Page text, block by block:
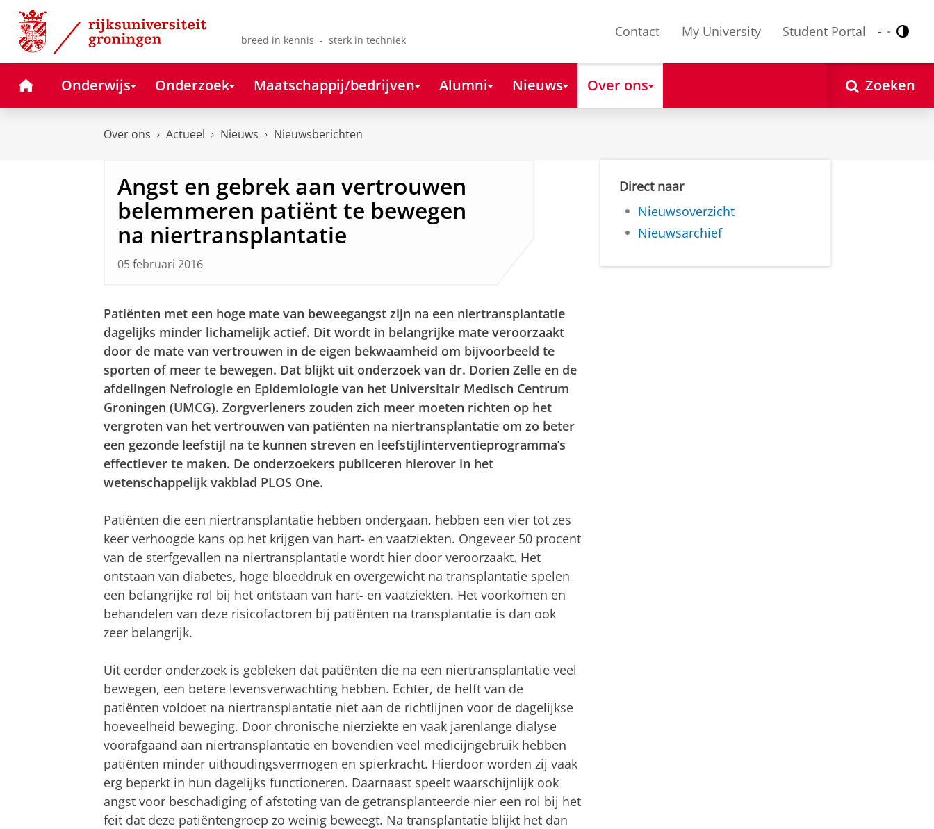
Skip
Content
Skip
Navigation
breed in kennis - sterk in techniek
Contact My University Student Portal Nederlands
English
HomeOnderwijs Onderzoek Maatschappij/bedrijven Alumni Nieuws Over ons Zoeken
Over ons Actueel Nieuws Nieuwsberichten
Angst en gebrek aan vertrouwen
belemmeren patiënt te bewegen
na niertransplantatie
05 februari 2016
Patiënten met een hoge mate van beweegangst zijn na een niertransplantatie
dagelijks minder lichamelijk actief. Dit wordt in belangrijke mate veroorzaakt
door de mate van vertrouwen in de eigen bekwaamheid om bijvoorbeeld te
sporten of meer te bewegen. Dat blijkt uit onderzoek van dr. Dorien Zelle en de
afdelingen Nefrologie en Epidemiologie van het Universitair Medisch Centrum
Groningen (UMCG). Zorgverleners zouden zich meer moeten richten op het
vergroten van het vertrouwen van patiënten na niertransplantatie om zo beter
een gezonde leefstijl na te kunnen streven en leefstijlinterventieprogramma’s
effectiever te maken. De onderzoekers publiceren hierover in het
wetenschappelijk vakblad PLOS One.
Patiënten die een niertransplantatie hebben ondergaan, hebben een vier tot zes
keer verhoogde kans op het krijgen van hart- en vaatziekten. Ongeveer 50 procent
van de sterfgevallen na niertransplantatie wordt hier door veroorzaakt. Het
ontstaan van diabetes, hoge bloeddruk en overgewicht na transplantatie spelen
een belangrijke rol bij het ontstaan van hart- en vaatziekten. Het voorkomen en
behandelen van deze risicofactoren bij patiënten na transplantatie is dan ook
zeer belangrijk.
Uit eerder onderzoek is gebleken dat patiënten die na een niertransplantatie veel
bewegen, een betere levensverwachting hebben. Echter, de helft van de
patiënten voldoet na niertransplantatie niet aan de richtlijnen voor de dagelijkse
hoeveelheid beweging. Door chronische nierziekte en vaak jarenlange dialyse
voorafgaand aan niertransplantatie en bovendien veel medicijngebruik hebben
patiënten minder uithoudingsvermogen en spierkracht. Hierdoor worden zij vaak
erg beperkt in hun dagelijks functioneren. Daarnaast speelt waarschijnlijk ook
angst voor beschadiging of afstoting van de getransplanteerde nier een rol bij het
feit dat deze patiëntengroep zo weinig beweegt. Na transplantatie blijkt het dan
Direct naar
Nieuwsoverzicht
Nieuwsarchief